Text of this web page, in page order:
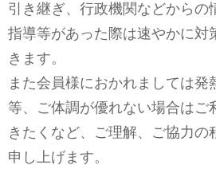
引き継ぎ、行政機関などからの
指導等があった際は速やかに対
きます。
また会員様におかれましては発
等、ご体調が優れない場合はご
きたくなど、ご理解、ご協力の
申し上げます。